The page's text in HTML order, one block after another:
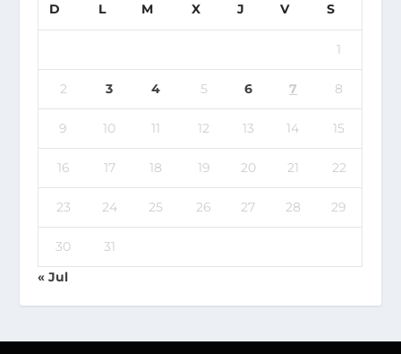
D L M X J V S
1
2 3 4 5 6 7 8
9 10 11 12 13 14 15
16 17 18 19 20 21 22
23 24 25 26 27 28 29
30
31
« Jul